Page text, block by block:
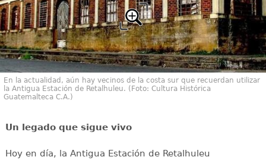
En la actualidad, aún hay vecinos de la costa sur que recuerdan utilizar
la Antigua Estación de Retalhuleu. (Foto: Cultura Histórica
Guatemalteca C.A.)
Un legado que sigue vivo
Hoy en día, la Antigua Estación de Retalhuleu